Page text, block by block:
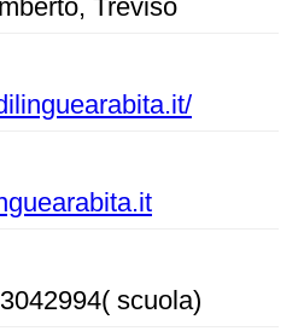
Treviso
scuola)